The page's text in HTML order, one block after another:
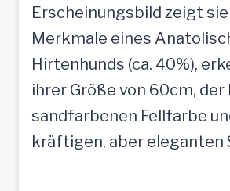
Erscheinungsbild zeigt
Merkmale eines
Hirtenhunds (ca. 40%),
ihrer Größe von 60cm, der
sandfarbenen Fellfarbe
kräftigen, aber eleganten